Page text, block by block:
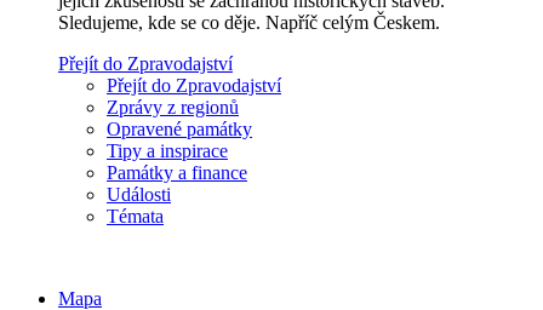
Sledujeme, kde se co děje. Napříč celým Českem.
Přejít do Zpravodajství
Přejít do Zpravodajství
Zprávy z regionů
Opravené památky
Tipy a inspirace
Památky a finance
Události
Témata
Mapa